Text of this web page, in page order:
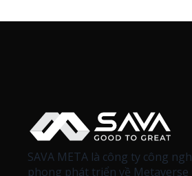
SAVA META là công ty công
phong phát triển về Metaverse